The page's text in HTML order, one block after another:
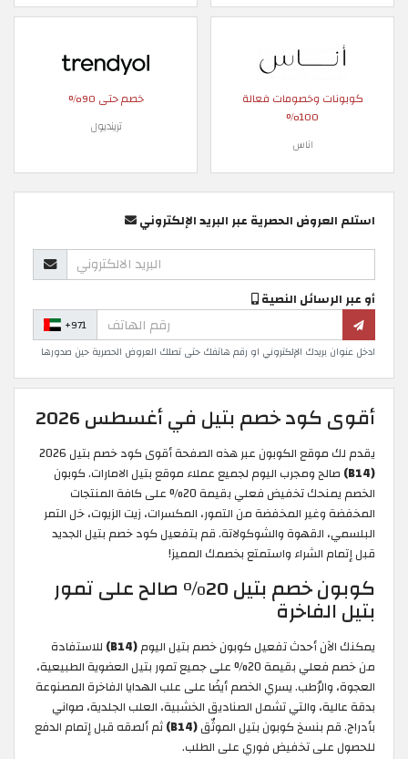
كوبونات وخصومات فعالة
100%
اناس
خصم حتى 90%
ترينديول
استلم العروض الحصرية عبر البريد الإلكتروني
أو عبر الرسائل النصية
+971
ادخل عنوان بريدك الإلكتروني او رقم هاتفك حتى تصلك العروض الحصرية حين صدورها
أقوى كود خصم بتيل في أغسطس 2026
يقدم لك موقع الكوبون عبر هذه الصفحة أقوى كود خصم بتيل 2026
(B14)
صالح ومجرب اليوم لجميع عملاء موقع بتيل الامارات. كوبون
الخصم يمنحك تخفيض فعلي بقيمة 20% على كافة المنتجات
المخفضة وغير المخفضة من التمور، المكسرات، زيت الزيوت، خل التمر
البلسمي، القهوة والشوكولاتة. قم بتفعيل كود خصم بتيل الجديد
قبل إتمام الشراء واستمتع بخصمك المميز!
كوبون خصم بتيل 20% صالح على تمور
بتيل الفاخرة
يمكنك الآن أحدث تفعيل كوبون خصم بتيل اليوم(B14)
للاستفادة
من خصم فعلي بقيمة 20% على جميع تمور بتيل العضوية الطبيعية،
العجوة، والرُطب. يسري الخصم أيضًا على علب الهدايا الفاخرة المصنوعة
بدقة عالية، والتي تشمل الصناديق الخشبية، العلب الجلدية، صواني
بأدراج. قم بنسخ كوبون بتيل الموثّق(B14)
ثم ألصقه قبل إتمام الدفع
للحصول على تخفيض فوري على الطلب.